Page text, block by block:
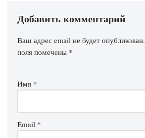
Добавить комментарий
Ваш адрес email не будет опубликован.
поля помечены *
Имя *
Email *